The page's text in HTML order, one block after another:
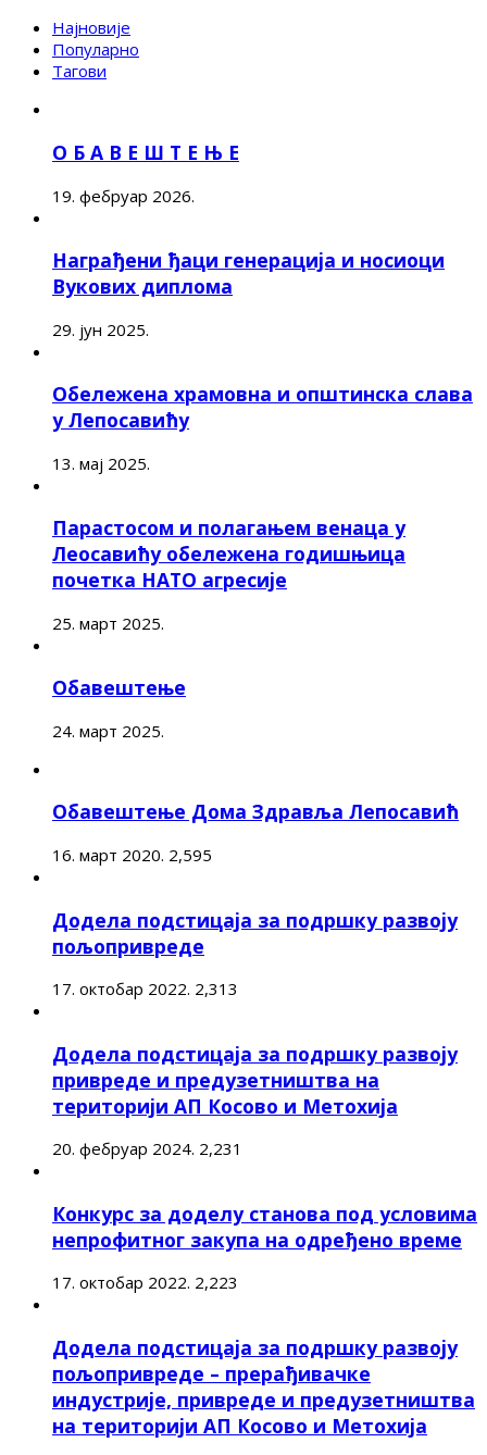
Најновије
Популарно
Тагови
О Б А В Е Ш Т Е Њ Е
19. фебруар 2026.
Награђени ђаци генерација и носиоци
Вукових диплома
29. јун 2025.
Обележена храмовна и општинска слава
у Лепосавићу
13. мај 2025.
Парастосом и полагањем венаца у
Леосавићу обележена годишњица
почетка НАТО агресије
25. март 2025.
Обавештење
24. март 2025.
Обавештење Дома Здравља Лепосавић
16. март 2020. 2,595
Додела подстицаја за подршку развоју
пољопривреде
17. октобар 2022. 2,313
Додела подстицаја за подршку развоју
привреде и предузетништва на
територији АП Косово и Метохија
20. фебруар 2024. 2,231
Конкурс за доделу станова под условима
непрофитног закупа на одређено време
17. октобар 2022. 2,223
Додела подстицаја за подршку развоју
пољопривреде – прерађивачке
индустрије, привреде и предузетништва
на територији АП Косово и Метохија